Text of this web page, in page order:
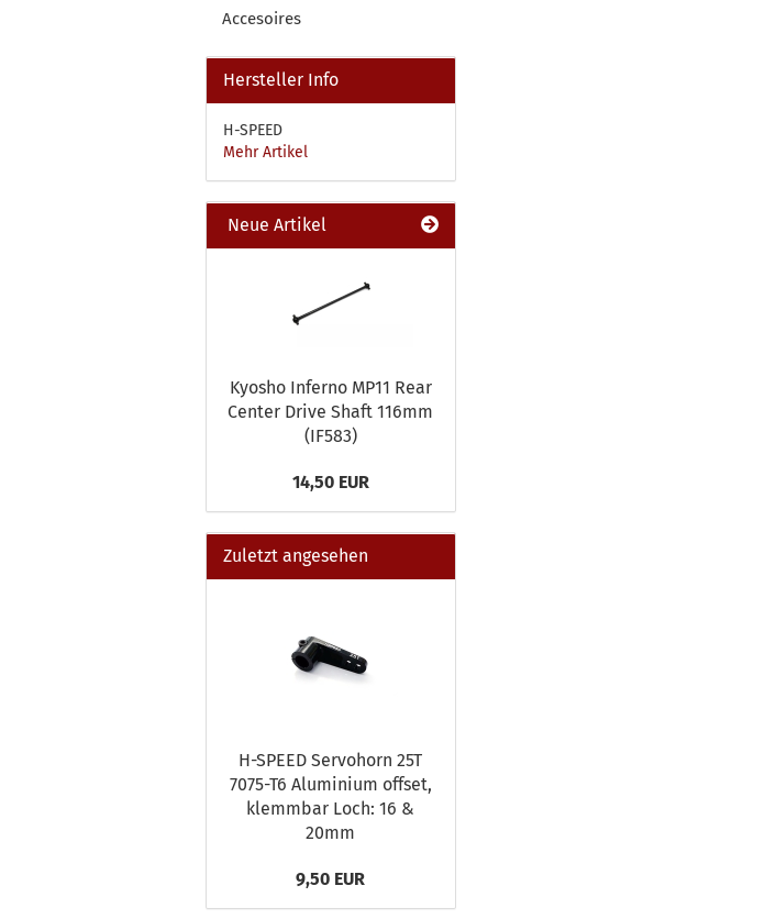
Accesoires
Hersteller Info
H-SPEED
Mehr Artikel
Neue Artikel
Kyosho Inferno MP11 Rear
Center Drive Shaft 116mm
(IF583)
14,50 EUR
Zuletzt angesehen
H-SPEED Servohorn 25T
7075-T6 Aluminium offset,
klemmbar Loch: 16 &
20mm
9,50 EUR